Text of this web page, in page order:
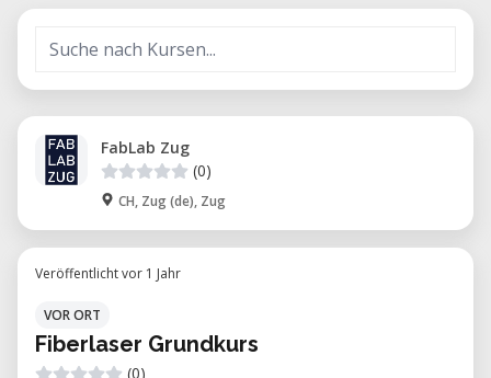
FabLab Zug
(0)
CH, Zug (de), Zug
Veröffentlicht vor 1 Jahr
VOR ORT
Fiberlaser Grundkurs
(0)